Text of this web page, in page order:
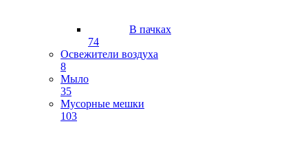
В пачках
74
Освежители воздуха
8
Мыло
35
Мусорные мешки
103